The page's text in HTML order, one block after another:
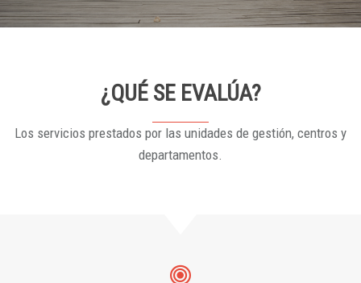
¿QUÉ SE EVALÚA?
Los servicios prestados por las unidades de gestión, centros y
departamentos.